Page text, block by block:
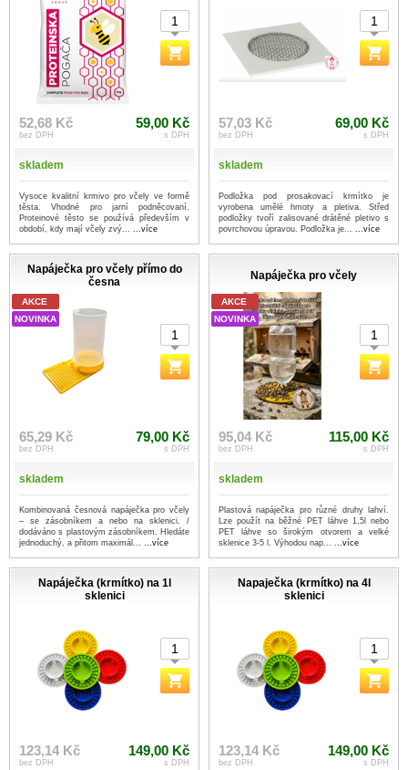
52,68 Kč
bez DPH
59,00 Kč
s DPH
skladem
Vysoce kvalitní krmivo pro včely ve formě
těsta. Vhodné pro jarní podněcovaní.
Proteinové těsto se používá především v
období, kdy mají včely zvý... ...více
57,03 Kč
bez DPH
69,00 Kč
s DPH
skladem
Podložka pod prosakovací krmítko je
vyrobena umělé hmoty a pletiva. Střed
podložky tvoří zalisované drátěné pletivo s
povrchovou úpravou. Podložka je... ...více
Napáječka pro včely přímo do
česna
AKCE
NOVINKA
65,29 Kč
bez DPH
79,00 Kč
s DPH
skladem
Kombinovaná česnová napáječka pro včely
– se zásobníkem a nebo na sklenici. /
dodáváno s plastovým zásobníkem. Hledáte
jednoduchý, a přitom maximál... ...více
Napáječka pro včely
AKCE
NOVINKA
95,04 Kč
bez DPH
115,00 Kč
s DPH
skladem
Plastová napáječka pro různé druhy lahví.
Lze použít na běžné PET láhve 1,5l nebo
PET láhve so širokým otvorem a velké
sklenice 3-5 l. Výhodou nap... ...více
Napáječka (krmítko) na 1l
sklenici
123,14 Kč
bez DPH
149,00 Kč
s DPH
Napaječka (krmítko) na 4l
sklenici
123,14 Kč
bez DPH
149,00 Kč
s DPH